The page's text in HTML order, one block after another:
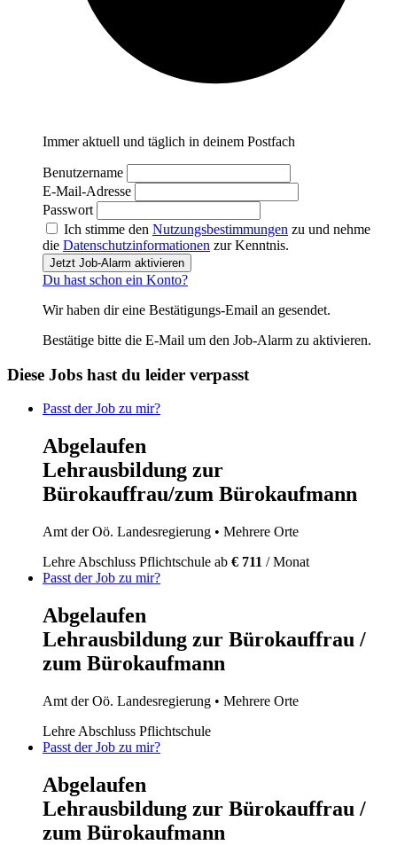
Immer aktuell und täglich in deinem Postfach
Benutzername
E-Mail-Adresse
Passwort
Ich stimme den Nutzungsbestimmungen zu und nehme
die Datenschutzinformationen zur Kenntnis.
Jetzt Job-Alarm aktivieren
Du hast schon ein Konto?
Wir haben dir eine Bestätigungs-Email an gesendet.
Bestätige bitte die E-Mail um den Job-Alarm zu aktivieren.
Diese Jobs hast du leider verpasst
Passt der Job zu mir?
Abgelaufen
Lehrausbildung zur
Bürokauffrau/zum Bürokaufmann
Amt der Oö. Landesregierung • Mehrere Orte
Lehre Abschluss Pflichtschule ab € 711 / Monat
Passt der Job zu mir?
Abgelaufen
Lehrausbildung zur Bürokauffrau /
zum Bürokaufmann
Amt der Oö. Landesregierung • Mehrere Orte
Lehre Abschluss Pflichtschule
Passt der Job zu mir?
Abgelaufen
Lehrausbildung zur Bürokauffrau /
zum Bürokaufmann